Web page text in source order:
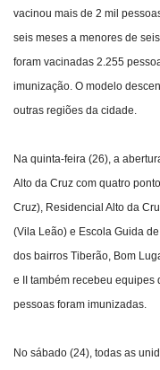
vacinou mais de 2 mil
seis meses a menores de
foram vacinadas 2.255
imunização. O modelo
outras regiões da cidade.
Na quinta-feira (26), a
Alto da Cruz com quatro
Cruz), Residencial Alto da
(Vila Leão) e Escola Guida
dos bairros Tiberão, Bom
e II também recebeu equipes
pessoas foram imunizadas.
No sábado (24), todas as